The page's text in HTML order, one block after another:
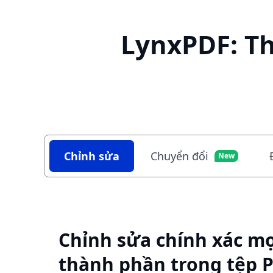
LynxPDF:
Chỉnh sửa Chuyển đổi New
Chỉnh sửa chính xác
thành phần trong tệp